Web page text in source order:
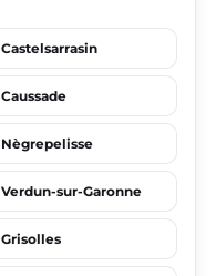
Castelsarrasin
Caussade
Nègrepelisse
Verdun-sur-Garonne
Grisolles